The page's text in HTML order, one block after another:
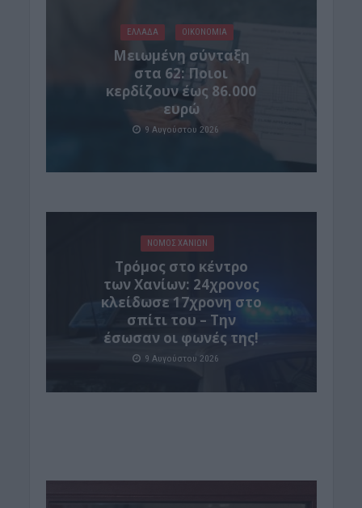
ΕΛΛΑΔΑ ΟΙΚΟΝΟΜΙΑ
Μειωμένη σύνταξη
στα 62: Ποιοι
κερδίζουν έως 86.000
ευρώ
9 Αυγούστου 2026
ΝΟΜΌΣ ΧΑΝΊΩΝ
Τρόμος στο κέντρο
των Χανίων: 24χρονος
κλείδωσε 17χρονη στο
σπίτι του – Την
έσωσαν οι φωνές της!
9 Αυγούστου 2026